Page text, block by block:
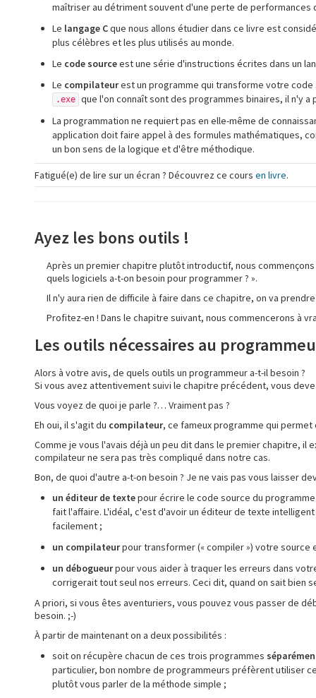
maîtriser au détriment souvent d'une perte de performances
Le langage Cque nous allons étudier dans ce livre est
plus célèbres et les plus utilisés au monde.
Le code sourceest une série d'instructions écrites dans un
Le compilateurest un programme qui transforme votre
.exe que l'on connaît sont des programmes binaires, il n'y a
La programmation ne requiert pas en elle-même de
application doit faire appel à des formules mathématiques,
un bon sens de la logique et d'être méthodique.
Fatigué(e) de lire sur un écran ? Découvrez ce cours en livre.
Ayez les bons outils !
Après un premier chapitre plutôt introductif, nous
quels logiciels a-t-on besoin pour programmer ? ».
Il n'y aura rien de difficile à faire dans ce chapitre, on va
Profitez-en ! Dans le chapitre suivant, nous commencerons à
Les outils nécessaires au
Alors à votre avis, de quels outils un programmeur a-t-il besoin ?
Si vous avez attentivement suivi le chapitre précédent, vous
Vous voyez de quoi je parle ?… Vraiment pas ?
Eh oui, il s'agit du compilateur, ce fameux programme qui
Comme je vous l'avais déjà un peu dit dans le premier chapitre, il
compilateur ne sera pas très compliqué dans notre cas.
Bon, de quoi d'autre a-t-on besoin ? Je ne vais pas vous laisser
un éditeur de textepour écrire le code source du
fait l'affaire. L'idéal, c'est d'avoir un éditeur de texte
facilement ;
un compilateurpour transformer (« compiler ») votre source
un débogueurpour vous aider à traquer les erreurs dans
corrigerait tout seul nos erreurs. Ceci dit, quand on sait bien
A priori, si vous êtes aventuriers, vous pouvez vous passer de
besoin. ;-)
À partir de maintenant on a deux possibilités :
soit on récupère chacun de ces trois programmes
particulier, bon nombre de programmeurs préfèrent utiliser
plutôt vous parler de la méthode simple ;